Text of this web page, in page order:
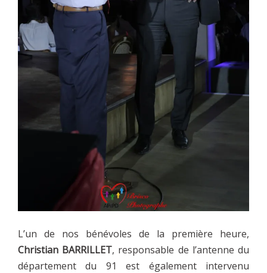
L’un de nos bénévoles de la première heure,
Christian BARRILLET, responsable de l’antenne du
département du 91 est également intervenu